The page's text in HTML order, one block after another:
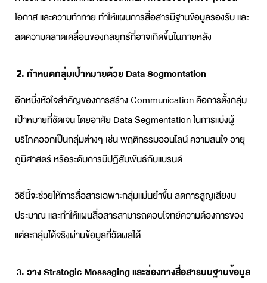
โอกาส และความท้าทาย ทำให้แผนการสื่อสารมีฐานข้อมูลรองรับ และ
ลดความคลาดเคลื่อนของกลยุทธ์ที่อาจเกิดขึ้นในภายหลัง
2. กำหนดกลุ่มเป้าหมายด้วย Data Segmentation
อีกหนึ่งหัวใจสำคัญของการสร้าง Communication คือการตั้งกลุ่ม
เป้าหมายที่ชัดเจน โดยอาศัย Data Segmentation ในการแบ่งผู้
บริโภคออกเป็นกลุ่มต่างๆ เช่น พฤติกรรมออนไลน์ ความสนใจ อายุ
ภูมิศาสตร์ หรือระดับการมีปฏิสัมพันธ์กับแบรนด์
วิธีนี้จะช่วยให้การสื่อสารเฉพาะกลุ่มแม่นยำขึ้น ลดการสูญเสียงบ
ประมาณ และทำให้แผนสื่อสารสามารถตอบโจทย์ความต้องการของ
แต่ละกลุ่มได้จริงผ่านข้อมูลที่วัดผลได้
3. วาง Strategic Messaging และช่องทางสื่อสารบนฐานข้อมูล